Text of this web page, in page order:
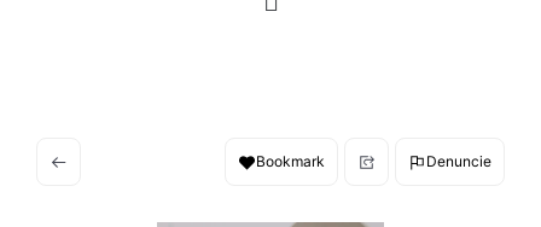
Bookmark Denuncie